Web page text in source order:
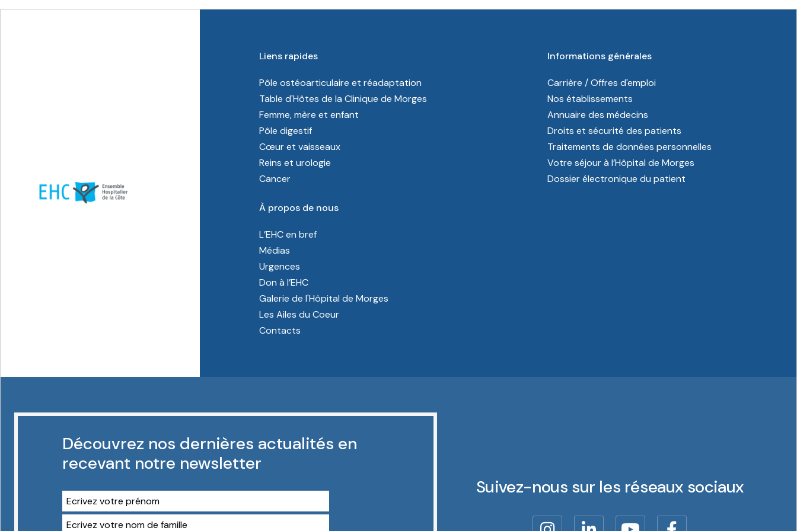
Liens rapides
Pôle ostéoarticulaire et réadaptation
Table d'Hôtes de la Clinique de Morges
Femme, mère et enfant
Pôle digestif
Cœur et vaisseaux
Reins et urologie
Cancer
Informations générales
Carrière / Offres d'emploi
Nos établissements
Annuaire des médecins
Droits et sécurité des patients
Traitements de données personnelles
Votre séjour à l’Hôpital de Morges
Dossier électronique du patient
À propos de nous
L’EHC en bref
Médias
Urgences
Don à l’EHC
Galerie de l'Hôpital de Morges
Les Ailes du Coeur
Contacts
Découvrez nos dernières actualités en
recevant notre newsletter
Suivez-nous sur les réseaux sociaux